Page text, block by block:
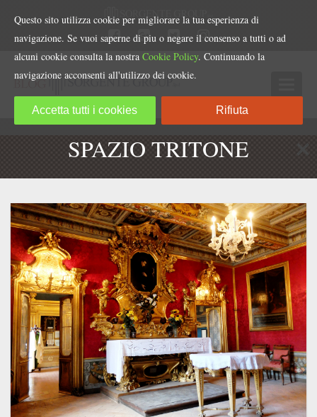
SPAZIO TRITONE
Questo sito utilizza cookie per migliorare la tua esperienza di
navigazione. Se vuoi saperne di piu o negare il consenso a tutti o ad
alcuni cookie consulta la nostra Cookie Policy. Continuando la
navigazione acconsenti all'utilizzo dei cookie.
Accetta tutti i cookies Rifiuta